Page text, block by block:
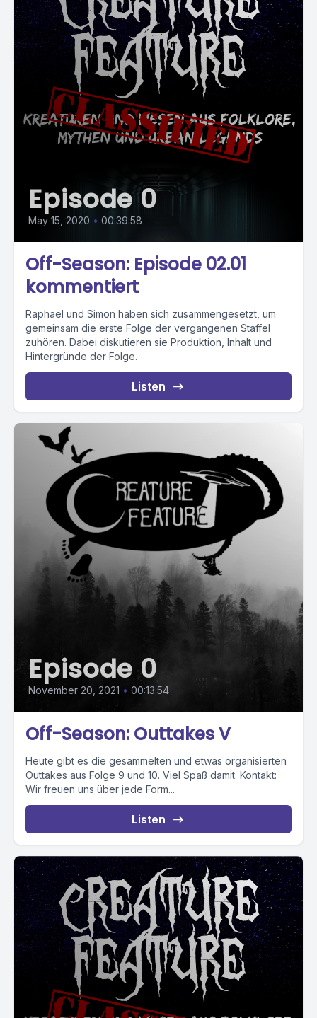
Episode 0
May 15, 2020 • 00:39:58
Off-Season: Episode 02.01
kommentiert
Raphael und Simon haben sich zusammengesetzt, um
gemeinsam die erste Folge der vergangenen Staffel
zuhören. Dabei diskutieren sie Produktion, Inhalt und
Hintergründe der Folge.
Listen
Episode 0
November 20, 2021 • 00:13:54
Off-Season: Outtakes V
Heute gibt es die gesammelten und etwas organisierten
Outtakes aus Folge 9 und 10. Viel Spaß damit. Kontakt:
Wir freuen uns über jede Form...
Listen